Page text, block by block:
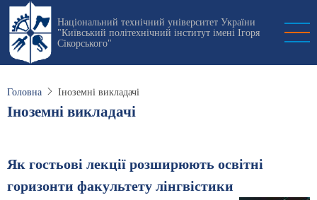
Перейти
основного
вмісту
Національний технічний університет України
"Київський політехнічний інститут імені Ігоря
Сікорського"
Головна Іноземні викладачі
Іноземні викладачі
Як гостьові лекції розширюють освітні
горизонти факультету лінгвістики